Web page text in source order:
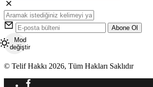
Abone Ol
Mod
değiştir
© Telif Hakkı 2026, Tüm Hakları Saklıdır